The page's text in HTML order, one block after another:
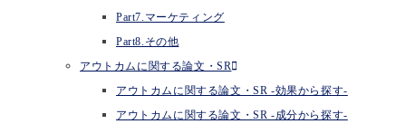
Part7.マーケティング
Part8.その他
アウトカムに関する論文・SR
アウトカムに関する論文・SR -効果から探す-
アウトカムに関する論文・SR -成分から探す-